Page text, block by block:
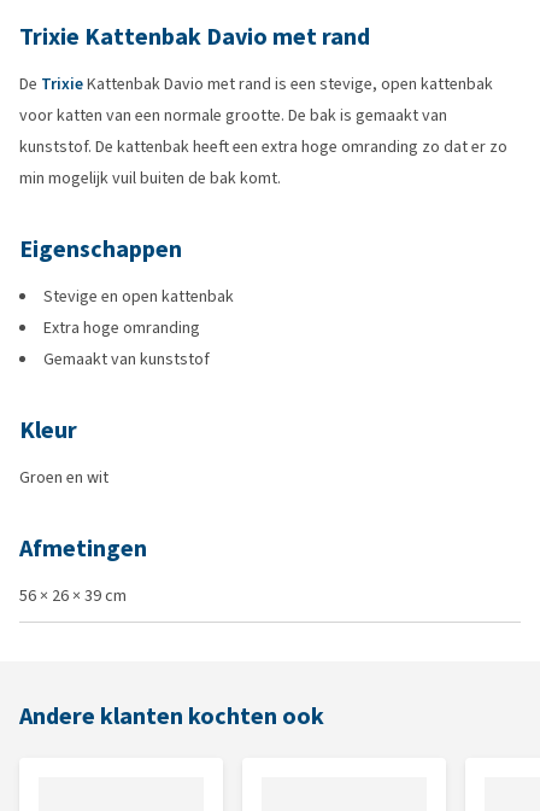
Trixie Kattenbak Davio met rand
De TrixieKattenbak Davio met rand is een stevige, open kattenbak
voor katten van een normale grootte. De bak is gemaakt van
kunststof. De kattenbak heeft een extra hoge omranding zo dat er zo
min mogelijk vuil buiten de bak komt.
Eigenschappen
Stevige en open kattenbak
Extra hoge omranding
Gemaakt van kunststof
Kleur
Groen en wit
Afmetingen
56 × 26 × 39 cm
Andere klanten kochten ook